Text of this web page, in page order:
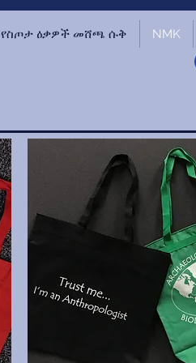
የስጦታ ዕቃዎች መሸጫ ሱቅ NMK